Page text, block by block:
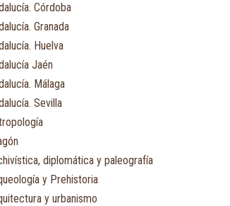
Córdoba
Granada
Huelva
Jaén
Málaga
Sevilla
diplomática y paleografía
y Prehistoria
y urbanismo